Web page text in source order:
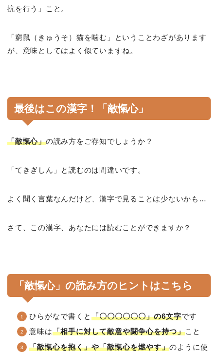
抗を行う」こと。
「窮鼠（きゅうそ）猫を噛む」ということわざがあります
が、意味としてはよく似ていますね。
最後はこの漢字！「敵愾心」
「敵愾心」の読み方をご存知でしょうか？
「てきぎしん」と読むのは間違いです。
よく聞く言葉なんだけど、漢字で見ることは少ないかも…
さて、この漢字、あなたには読むことができますか？
「敵愾心」の読み方のヒントはこちら
ひらがなで書くと 「〇〇〇〇〇〇」の6文字です
意味は「相手に対して敵意や闘争心を持つ」こと
「敵愾心を抱く」や「敵愾心を燃やす」のように使